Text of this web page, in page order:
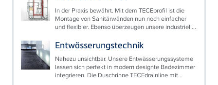
In der Praxis bewährt. Mit dem TECEprofil ist die
Montage von Sanitärwänden nun noch einfacher
und flexibler. Ebenso überzeugen unsere industriell...
Entwässerungstechnik
Nahezu unsichtbar. Unsere Entwässerungssysteme
lassen sich perfekt in modern designte Badezimmer
integrieren. Die Duschrinne TECEdrainline mit...